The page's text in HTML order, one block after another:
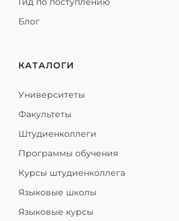
Блог
КАТАЛОГИ
Университеты
Факультеты
Штудиенколлеги
Программы обучения
Курсы штудиенколлега
Языковые школы
Языковые курсы